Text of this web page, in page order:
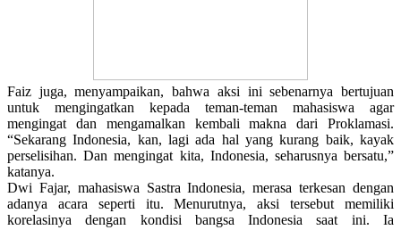
Faiz juga, menyampaikan, bahwa aksi ini sebenarnya bertujuan
untuk mengingatkan kepada teman-teman mahasiswa agar
mengingat dan mengamalkan kembali makna dari Proklamasi.
“Sekarang Indonesia, kan, lagi ada hal yang kurang baik, kayak
perselisihan. Dan mengingat kita, Indonesia, seharusnya bersatu,”
katanya.
Dwi Fajar, mahasiswa Sastra Indonesia, merasa terkesan dengan
adanya acara seperti itu. Menurutnya, aksi tersebut memiliki
korelasinya dengan kondisi bangsa Indonesia saat ini. Ia